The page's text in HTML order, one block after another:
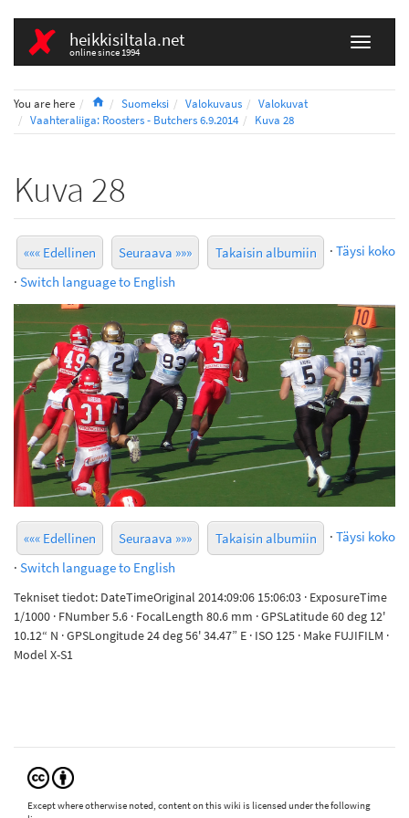
heikkisiltala.net
online since 1994
You are here HomeSuomeksi Valokuvaus
Valokuvat
Vaahteraliiga: Roosters - Butchers 6.9.2014
Kuva 28
Kuva 28
««« Edellinen Seuraava »»» Takaisin albumiin · Täysi koko
· Switch language to English
««« Edellinen Seuraava »»» Takaisin albumiin · Täysi koko
· Switch language to English
Tekniset tiedot: DateTimeOriginal 2014:09:06 15:06:03 · ExposureTime
1/1000 · FNumber 5.6 · FocalLength 80.6 mm · GPSLatitude 60 deg 12'
10.12“ N · GPSLongitude 24 deg 56' 34.47” E · ISO 125 · Make FUJIFILM ·
Model X-S1
Except where otherwise noted, content on this wiki is licensed under the following